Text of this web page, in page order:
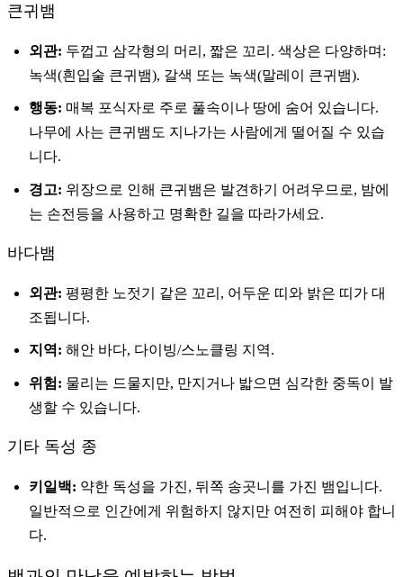
큰귀뱀
외관: 두껍고 삼각형의 머리, 짧은 꼬리. 색상은 다양하며:
녹색(흰입술 큰귀뱀), 갈색 또는 녹색(말레이 큰귀뱀).
행동: 매복 포식자로 주로 풀속이나 땅에 숨어 있습니다.
나무에 사는 큰귀뱀도 지나가는 사람에게 떨어질 수 있습
니다.
경고: 위장으로 인해 큰귀뱀은 발견하기 어려우므로, 밤에
는 손전등을 사용하고 명확한 길을 따라가세요.
바다뱀
외관: 평평한 노젓기 같은 꼬리, 어두운 띠와 밝은 띠가 대
조됩니다.
지역: 해안 바다, 다이빙/스노클링 지역.
위험: 물리는 드물지만, 만지거나 밟으면 심각한 중독이 발
생할 수 있습니다.
기타 독성 종
키일백: 약한 독성을 가진, 뒤쪽 송곳니를 가진 뱀입니다.
일반적으로 인간에게 위험하지 않지만 여전히 피해야 합니
다.